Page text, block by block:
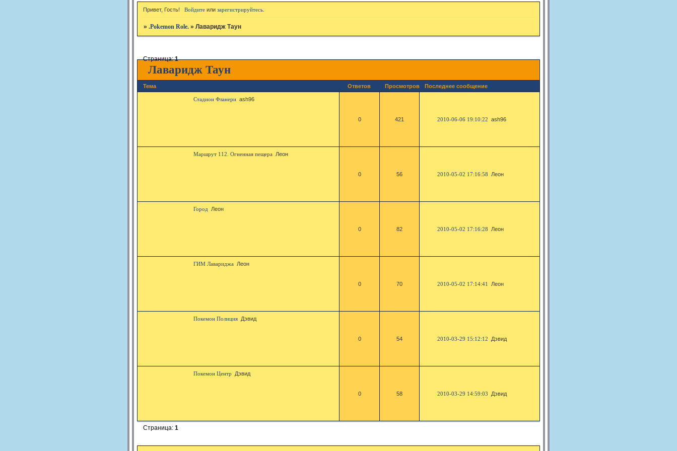
Привет, Гость! Войдитеили зарегистрируйтесь.
».Pokemon Role. »Лаваридж Таун
Лаваридж Таун
Страница:1
Тема Ответов Просмотров Последнее сообщение
Стадион Фланери ash96
0 421 2010-06-06 19:10:22 ash96
Маршрут 112. Огненная пещера Леон
0 56 2010-05-02 17:16:58 Леон
Город Леон
0 82 2010-05-02 17:16:28 Леон
ГИМ Лавариджа Леон
0 70 2010-05-02 17:14:41 Леон
Покемон Полиция Дэвид
0 54 2010-03-29 15:12:12 Дэвид
Покемон Центр Дэвид
0 58 2010-03-29 14:59:03 Дэвид
Страница:1